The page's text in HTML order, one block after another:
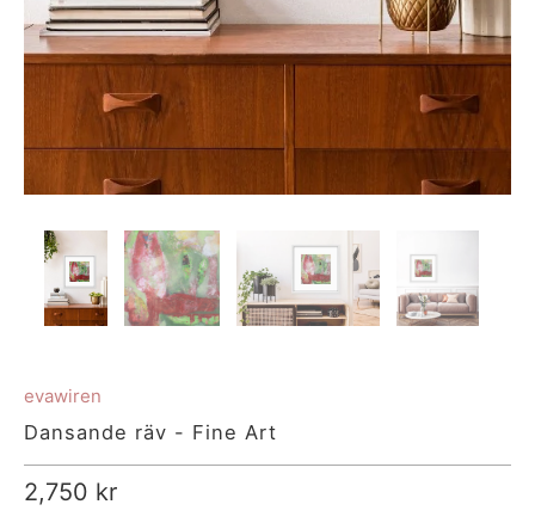
evawiren
Dansande räv - Fine Art
2,750 kr